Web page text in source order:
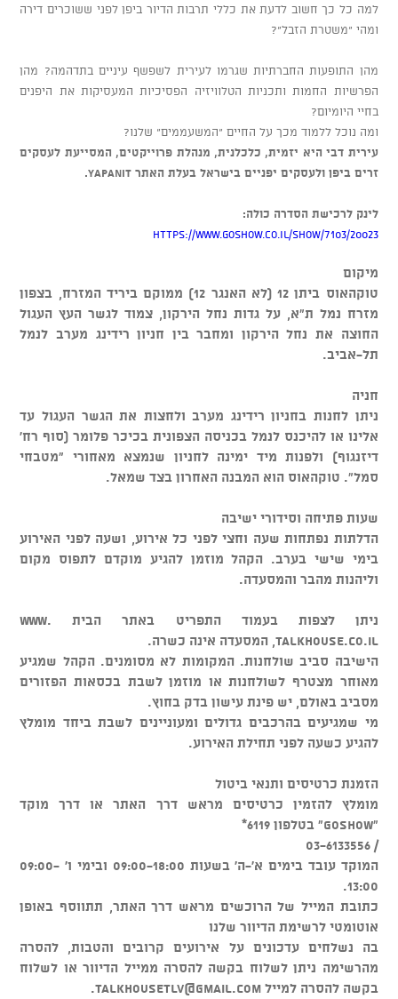
למה כל כך חשוב לדעת את כללי תרבות הדיור ביפן לפני ששוכרים דירה
ומהי "משטרת הזבל"?
מהן התופעות החברתיות שגרמו לעירית לשפשף עיניים בתדהמה? מהן
הפרשיות החמות ותכניות הטלוויזיה הפסיכיות המעסיקות את היפנים
בחיי היומיום?
ומה נוכל ללמוד מכך על החיים "המשעממים" שלנו?
עירית דבי היא יזמית, כלכלנית, מנהלת פרוייקטים, המסייעת לעסקים
זרים ביפן ולעסקים יפניים בישראל בעלת האתרYAPANIT.
לינק לרכישת הסדרה כולה:
https://www.goshow.co.il/show/7103/20023
מיקום
טוקהאוס ביתן 12 (לא האנגר 12) ממוקם ביריד המזרח, בצפון
מזרח נמל ת"א, על גדות נחל הירקון, צמוד לגשר העץ העגול
החוצה את נחל הירקון ומחבר בין חניון רידינג מערב לנמל
תל-אביב.
חניה
ניתן לחנות בחניון רידינג מערב ולחצות את הגשר העגול עד
אלינו או להיכנס לנמל בכניסה הצפונית בכיכר פלומר (סוף רח'
דיזנגוף) ולפנות מיד ימינה לחניון שנמצא מאחורי "מטבחי
סמל". טוקהאוס הוא המבנה האחרון בצד שמאל.
שעות פתיחה וסידורי ישיבה
הדלתות נפתחות שעה וחצי לפני כל אירוע, ושעה לפני האירוע
בימי שישי בערב. הקהל מוזמן להגיע מוקדם לתפוס מקום
וליהנות מהבר והמסעדה.
ניתן לצפות בעמוד התפריט באתר הבית www.
talkhouse.co.il, המסעדה אינה כשרה.
הישיבה סביב שולחנות. המקומות לא מסומנים. הקהל שמגיע
מאוחר מצטרף לשולחנות או מוזמן לשבת בכסאות הפזורים
מסביב באולם, יש פינת עישון בדק בחוץ.
מי שמגיעים בהרכבים גדולים ומעוניינים לשבת ביחד מומלץ
להגיע כשעה לפני תחילת האירוע.
הזמנת כרטיסים ותנאי ביטול
מומלץ להזמין כרטיסים מראש דרך האתר או דרך מוקד
"GOSHOW" בטלפון 6119*
/ 03-6133556
המוקד עובד בימים א'-ה' בשעות 09:00-18:00 ובימי ו' 09:00-
13:00.
כתובת המייל של הרוכשים מראש דרך האתר, תתווסף באופן
אוטומטי לרשימת הדיוור שלנו
בה נשלחים עדכונים על אירועים קרובים והטבות, להסרה
מהרשימה ניתן לשלוח בקשה להסרה ממייל הדיוור או לשלוח
בקשה להסרה למיילtalkhousetlv@gmail.com
.